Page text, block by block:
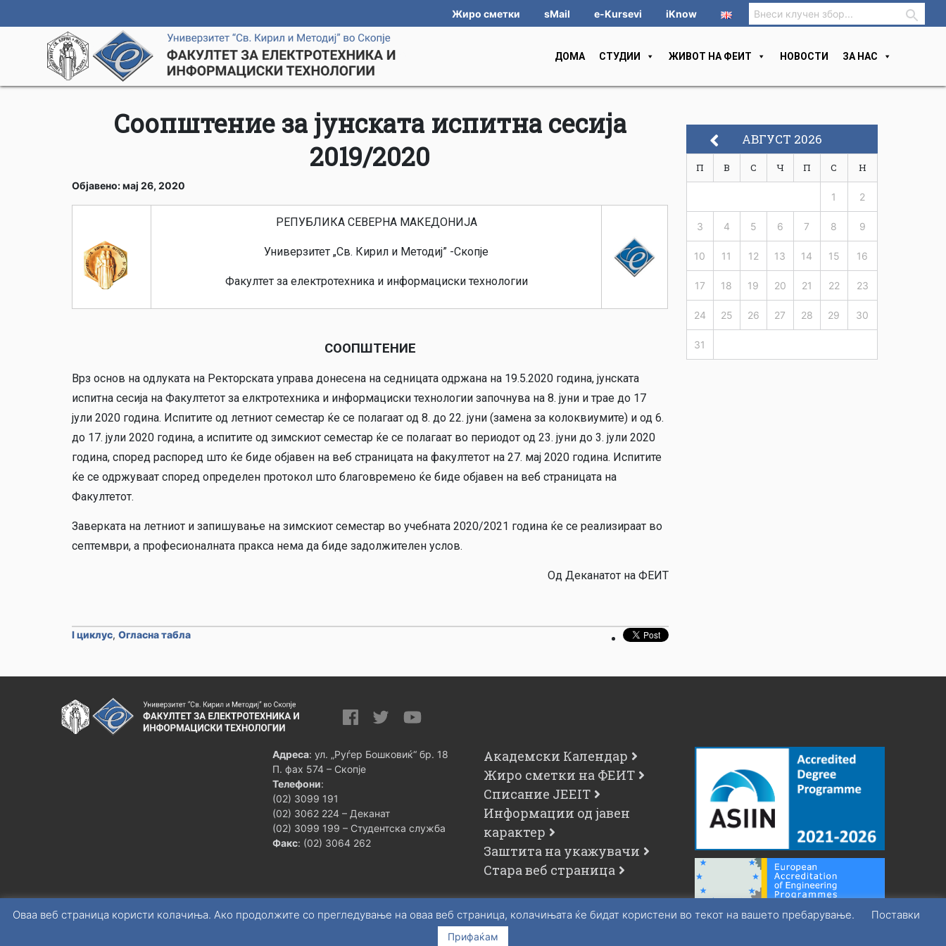
Жиро сметки sMail e-Kursevi iKnow
ДОМА СТУДИИ ЖИВОТ НА ФЕИТ НОВОСТИ ЗА НАС
Соопштение за јунската испитна сесија
2019/2020
Објавено: мај 26, 2020
РЕПУБЛИКА СЕВЕРНА МАКЕДОНИЈА
Универзитет „Св. Кирил и Методиј” -Скопје
Факултет за електротехника и информациски технологии
СООПШТЕНИЕ
Врз основ на одлуката на Ректорската управа донесена на седницата одржана на 19.5.2020 година, јунската
испитна сесија на Факултетот за елктротехника и информациски технологии започнува на 8. јуни и трае до 17
јули 2020 година. Испитите од летниот семестар ќе се полагаат од 8. до 22. јуни (замена за колоквиумите) и од 6.
до 17. јули 2020 година, а испитите од зимскиот семестар ќе се полагаат во периодот од 23. јуни до 3. јули 2020
година, според распоред што ќе биде објавен на веб страницата на факултетот на 27. мај 2020 година. Испитите
ќе се одржуваат според определен протокол што благовремено ќе биде објавен на веб страницата на
Факултетот.
Заверката на летниот и запишување на зимскиот семестар во учебната 2020/2021 година ќе се реализираат во
септември, а профе­сионал­ната пракса нема да биде задолжителен услов.
Од Деканатот на ФЕИТ
I циклус, Огласна табла
АВГУСТ 2026
П В С Ч П С Н
1 2
3 4 5 6 7 8 9
10 11 12 13 14 15 16
17 18 19 20 21 22 23
24 25 26 27 28 29 30
31
Адреса: ул. „Руѓер Бошковиќ“ бр. 18
П. фах 574 – Скопје
Телефони:
(02) 3099 191
(02) 3062 224 – Деканат
(02) 3099 199 – Студентска служба
Факс: (02) 3064 262
Академски Календар
Жиро сметки на ФЕИТ
Списание JEEIT
Информации од јавен
карактер
Заштита на укажувачи
Стара веб страница
Оваа веб страница користи колачиња. Ако продолжите со прегледување на оваа веб страница, колачињата ќе бидат користени во текот на вашето пребарување. Поставки
Прифаќам